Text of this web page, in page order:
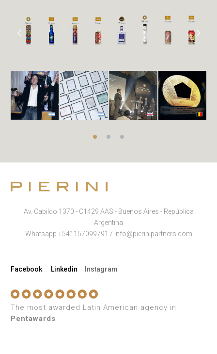
Av. Cabildo 1370 - C1429 AAS - Buenos Aires - República
Argentina
Whatsapp +541157099791 / info@pierinipartners.com
Facebook Linkedin Instagram
The most awarded Latin American agency in
Pentawards